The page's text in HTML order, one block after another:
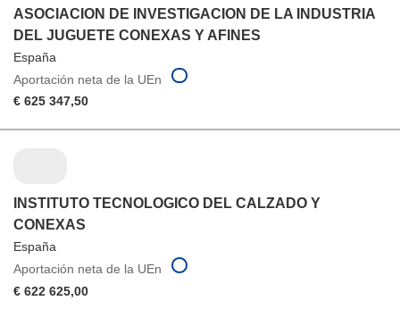
ASOCIACION DE INVESTIGACION DE LA INDUSTRIA
DEL JUGUETE CONEXAS Y AFINES
España
Aportación neta de la UEn
€ 625 347,50
INSTITUTO TECNOLOGICO DEL CALZADO Y
CONEXAS
España
Aportación neta de la UEn
€ 622 625,00